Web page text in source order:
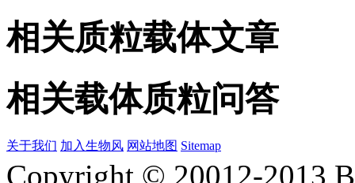
相关质粒载体文章
相关载体质粒问答
关于我们 加入生物风 网站地图 Sitemap
Copyright © 20012-2013